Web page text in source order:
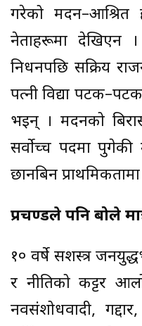
गरेको मदन–आश्रित
नेताहरूमा देखिएन
निधनपछि सक्रिय
पत्नी विद्या पटक–पटक
भइन् । मदनको
सर्वोच्च पदमा
छानबिन
प्रचण्डले पनि बोले
१० वर्षे सशस्त्र
र नीतिको कट्टर
नवसंशोधवादी,